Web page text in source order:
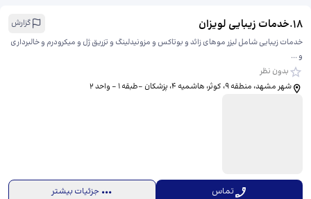
18
.خدمات زیبایی لویزان
گزارش
خدمات زیبایی شامل لیزر موهای زائد و بوتاکس و مزونیدلینگ و تزریق ژل و میکرودرم و خالبرداری
و ...
بدون نظر
شهر مشهد، منطقه ۹، کوثر، هاشمیه ۴، ​پزشکان -طبقه 1 - واحد 2
تماس جزئیات بیشتر